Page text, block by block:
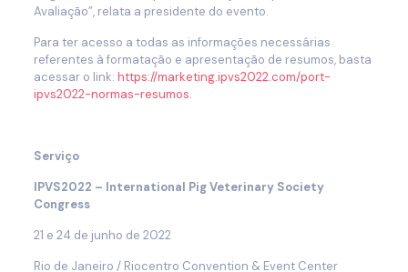
Avaliação”, relata a presidente do evento.
Para ter acesso a todas as informações necessárias
referentes à formatação e apresentação de resumos, basta
acessar o link: https://marketing.ipvs2022.com/port-
ipvs2022-normas-resumos.
Serviço
IPVS2022 – International Pig Veterinary Society
Congress
21 e 24 de junho de 2022
Rio de Janeiro / Riocentro Convention & Event Center